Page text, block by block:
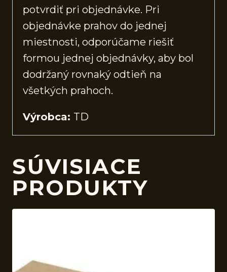
potvrdiť pri objednávke. Pri
objednávke prahov do jednej
miestnosti, odporúčame riešiť
formou jednej objednávky, aby bol
dodržaný rovnaký odtieň na
všetkých prahoch.
Výrobca: TD
SÚVISIACE
PRODUKTY